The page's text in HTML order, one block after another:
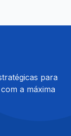
para
a máxima